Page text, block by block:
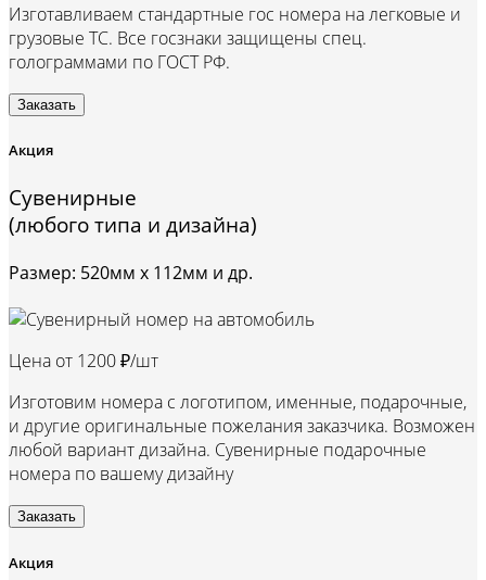
Изготавливаем стандартные гос номера на легковые и
грузовые ТС. Все госзнаки защищены спец.
голограммами по ГОСТ РФ.
Заказать
Акция
Сувенирные
(любого типа и дизайна)
Размер: 520мм х 112мм и др.
Цена от 1200 ₽/шт
Изготовим номера с логотипом, именные, подарочные,
и другие оригинальные пожелания заказчика. Возможен
любой вариант дизайна. Сувенирные подарочные
номера по вашему дизайну
Заказать
Акция